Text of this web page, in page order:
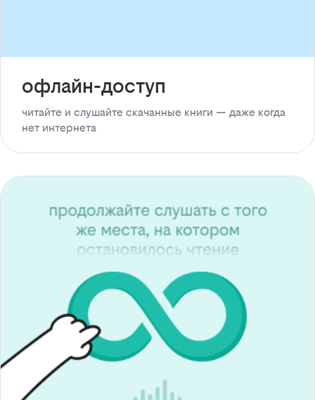
офлайн-доступ
читайте и слушайте скачанные книги — даже когда
нет интернета